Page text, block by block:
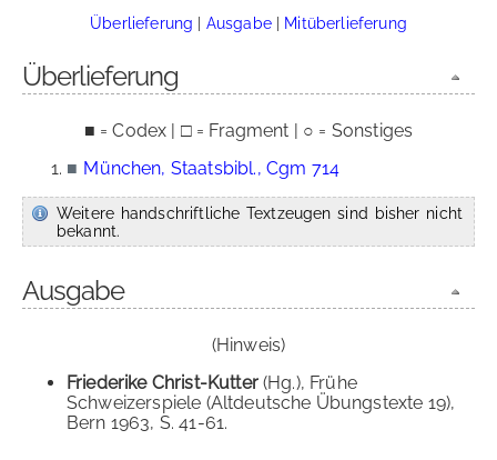
Überlieferung | Ausgabe| Mitüberlieferung
Überlieferung
■ = Codex | □ = Fragment | ○ = Sonstiges
■ München, Staatsbibl., Cgm 714
Weitere handschriftliche Textzeugen sind bisher nicht
bekannt.
Ausgabe
(Hinweis)
Friederike Christ-Kutter (Hg.), Frühe
Schweizerspiele (Altdeutsche Übungstexte 19),
Bern 1963, S. 41-61.